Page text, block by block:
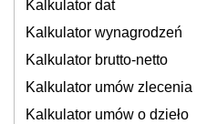
Kalkulator dat
Kalkulator wynagrodzeń
Kalkulator brutto-netto
Kalkulator umów zlecenia
Kalkulator umów o dzieło